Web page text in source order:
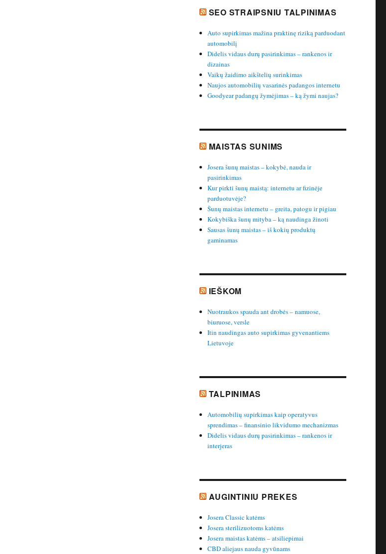
SEO STRAIPSNIU TALPINIMAS
Auto supirkimas mažina praktinę riziką parduodant
automobilį
Didelis vidaus durų pasirinkimas – rankenos ir
dizainas
Vaikų žaidimo aikštelių surinkimas
Naujos automobilių vasarinės padangos internetu
Goodyear padangų žymėjimas – ką žymi naujas?
MAISTAS SUNIMS
Josera šunų maistas – kokybė, nauda ir
pasirinkimas
Kur pirkti šunų maistą: internetu ar fizinėje
parduotuvėje?
Šunų maistas internetu – greita, patogu ir pigiau
Kokybiška šunų mityba – ką naudinga žinoti
Sausas šunų maistas – iš kokių produktų
gaminamas
IEŠKOM
Nuotraukos spauda ant drobės – namuose,
biuruose, versle
Itin naudingas auto supirkimas gyvenantiems
Lietuvoje
TALPINIMAS
Automobilių supirkimas kaip operatyvus
sprendimas – finansinio likvidumo mechanizmas
Didelis vidaus durų pasirinkimas – rankenos ir
interjeras
AUGINTINIU PREKES
Josera Classic katėms
Josera sterilizuotoms katėms
Josera maistas katėms – atsiliepimai
CBD aliejaus nauda gyvūnams